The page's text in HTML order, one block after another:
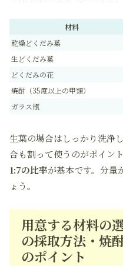
材料
乾燥どくだみ葉
生どくだみ葉
どくだみの花
焼酎（35度以上の甲類）
ガラス瓶
生葉の場合はしっかり洗浄
合も割って使うのがポイン
1:7の比率が基本です。分量
ょう。
用意する材料の
の採取方法・焼
のポイント